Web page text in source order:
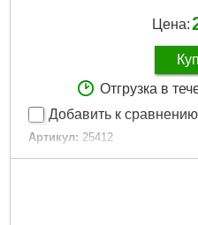
Цена:
Отгрузка в
Добавить к сравнению
Артикул: 25412
Код товара: 16.14.30